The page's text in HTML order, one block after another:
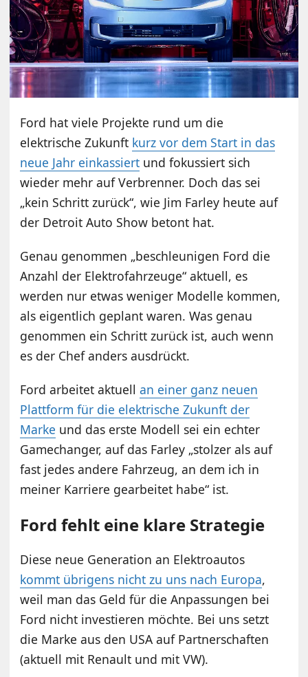
Ford hat viele Projekte rund um die
elektrische Zukunft kurz vor dem Start in das
neue Jahr einkassiert und fokussiert sich
wieder mehr auf Verbrenner. Doch das sei
„kein Schritt zurück“, wie Jim Farley heute auf
der Detroit Auto Show betont hat.
Genau genommen „beschleunigen Ford die
Anzahl der Elektrofahrzeuge“ aktuell, es
werden nur etwas weniger Modelle kommen,
als eigentlich geplant waren. Was genau
genommen ein Schritt zurück ist, auch wenn
es der Chef anders ausdrückt.
Ford arbeitet aktuellan einer ganz neuen
Plattform für die elektrische Zukunft der
Marke und das erste Modell sei ein echter
Gamechanger, auf das Farley „stolzer als auf
fast jedes andere Fahrzeug, an dem ich in
meiner Karriere gearbeitet habe“ ist.
Ford fehlt eine klare Strategie
Diese neue Generation an Elektroautos
kommt übrigens nicht zu uns nach Europa,
weil man das Geld für die Anpassungen bei
Ford nicht investieren möchte. Bei uns setzt
die Marke aus den USA auf Partnerschaften
(aktuell mit Renault und mit VW).